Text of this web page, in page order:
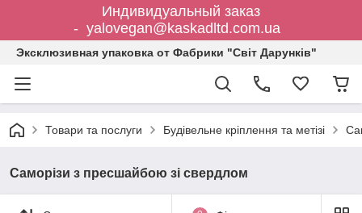
Индивидуальный заказ
- yalovegan@kaskadltd.com.ua
Эксклюзивная упаковка от Фабрики "Світ Дарунків"
Товари та послуги Будівельне кріплення та метізі
Саморізи з пресшайбою зі свердлом